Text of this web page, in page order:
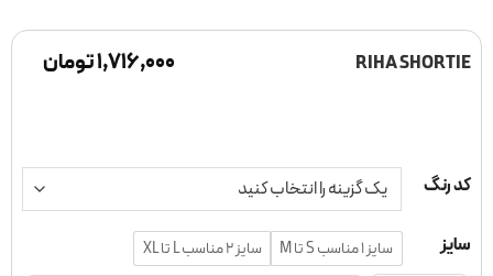
RIHA SHORTIE ۱,۷۱۶,۰۰۰تومان
کد رنگ
سایز سایز ۱ مناسب S تا M سایز ۲ مناسب L تا XL